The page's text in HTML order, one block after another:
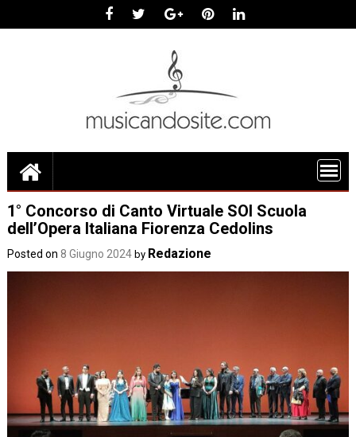
1° Concorso di Canto Virtuale SOI Scuola
dell’Opera Italiana Fiorenza Cedolins
Posted on 8 Giugno 2024 by Redazione